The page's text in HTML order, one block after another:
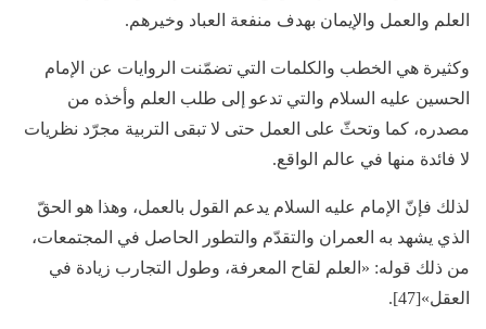
العلم والعمل والإيمان بهدف منفعة العباد وخيرهم.
وكثيرة هي الخطب والكلمات التي تضمّنت الروايات عن الإمام
الحسين عليه السلام والتي تدعو إلى طلب العلم وأخذه من
مصدره، كما وتحثّ على العمل حتى لا تبقى التربية مجرّد نظريات
لا فائدة منها في عالم الواقع.
لذلك فإنّ الإمام عليه السلام يدعم القول بالعمل، وهذا هو الحقّ
الذي يشهد به العمران والتقدّم والتطور الحاصل في المجتمعات،
من ذلك قوله: «العلم لقاح المعرفة، وطول التجارب زيادة في
العقل»[47].